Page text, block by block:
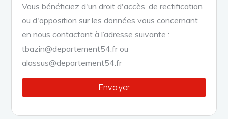
Vous bénéficiez d'un droit d'accès, de rectification
ou d'opposition sur les données vous concernant
en nous contactant à l’adresse suivante :
tbazin@departement54.fr ou
alassus@departement54.fr